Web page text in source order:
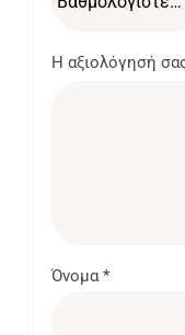
Η αξιολόγησή
Όνομα*